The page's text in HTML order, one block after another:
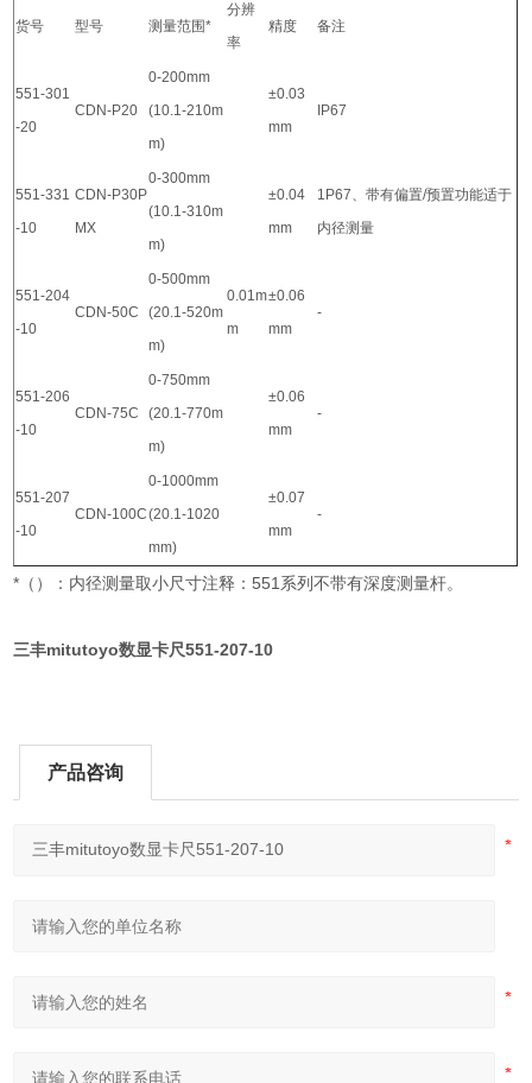
货号 型号 测量范围*
分辨
率
精度 备注
551-301
-20
CDN-P20
0-200mm
(10.1-210m
m)
0.01m
m
±0.03
mm
IP67
551-331
-10
CDN-P30P
MX
0-300mm
(10.1-310m
m)
±0.04
mm
1P67、带有偏置/预置功能适于
内径测量
551-204
-10
CDN-50C
0-500mm
(20.1-520m
m)
±0.06
mm
-
551-206
-10
CDN-75C
0-750mm
(20.1-770m
m)
±0.06
mm
-
551-207
-10
CDN-100C
0-1000mm
(20.1-1020
mm)
±0.07
mm
-
*（）：内径测量取小尺寸注释：551系列不带有深度测量杆。
三丰mitutoyo数显卡尺551-207-10
产品咨询